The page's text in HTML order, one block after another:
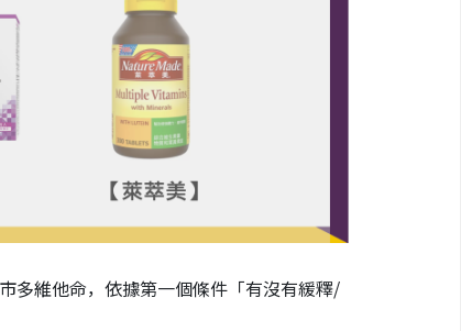
多維他命，依據第一個條件「有沒有緩釋/